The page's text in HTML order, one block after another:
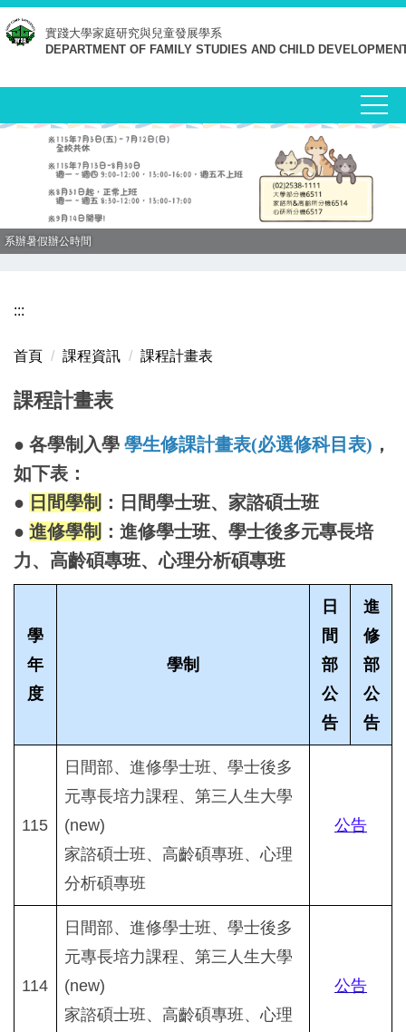
跳
到
要
容
實踐大學家庭研究與兒童發展學系
DEPARTMENT OF FAMILY STUDIES AND CHILD
系辦暑假辦公時間
:::
首頁 課程資訊 課程計畫表
課程計畫表
● 各學制入學 學生修課計畫表(必選修科目表) ，
如下表：
● 日間學制 ：日間學士班、家諮碩士班
● 進修學制 ：進修學士班、學士後多元專長培
力、高齡碩專班、心理分析碩專班
學
年
度
學制
日
間
部
公
告
進
修
部
公
告
115
日間部、進修學士班、學士後多
元專長培力課程、第三人生大學
(new)
家諮碩士班、高齡碩專班、心理
分析碩專班
公告
114
日間部、進修學士班、學士後多
元專長培力課程、第三人生大學
(new)
家諮碩士班、高齡碩專班、心理
公告